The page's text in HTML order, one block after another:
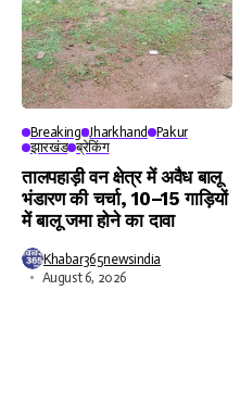
Breaking Jharkhand
Pakur
झारखंड ब्रेकिंग
तालपहाड़ी वन क्षेत्र में अवैध बालू
भंडारण की चर्चा, 10–15 गाड़ियों
में बालू जमा होने का दावा
Khabar365newsindia
August 6, 2026